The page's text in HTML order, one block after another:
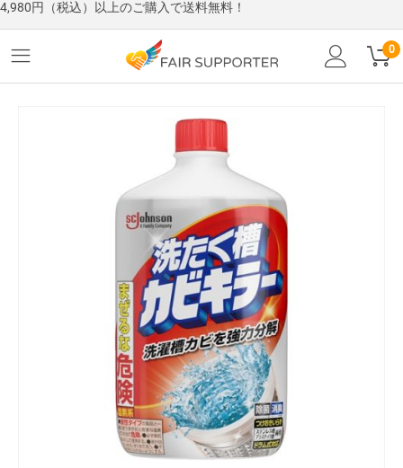
4,980円（税込）以上のご購入で送料無料！
0